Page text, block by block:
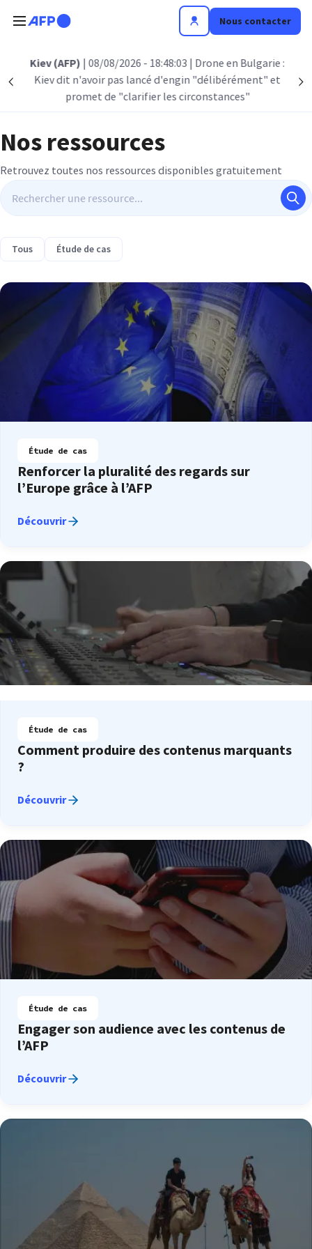
Nous contacter
Précédent
Kiev (AFP) | 08/08/2026 - 18:48:03
| Drone en Bulgarie :
Kiev dit n'avoir pas lancé d'engin "délibérément" et
promet de "clarifier les circonstances"
Nos ressources
Retrouvez toutes nos ressources disponibles gratuitement
Tous Étude de cas
Étude de cas
Renforcer la pluralité des regards sur
l’Europe grâce à l’AFP
Découvrir
Étude de cas
Comment produire des contenus marquants
?
Découvrir
Étude de cas
Engager son audience avec les contenus de
l’AFP
Découvrir